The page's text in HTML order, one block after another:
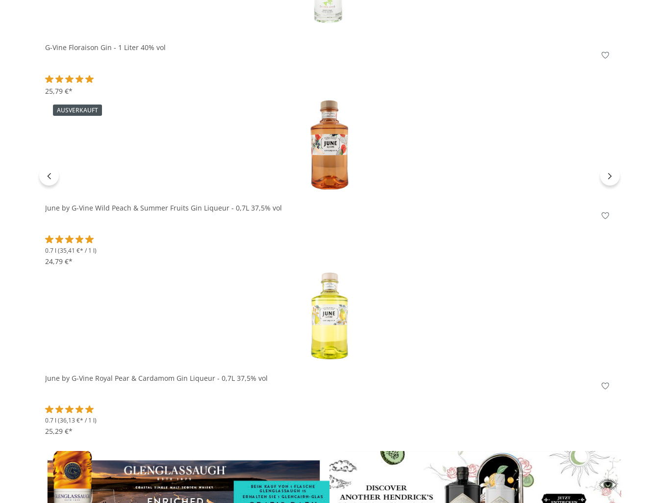
G-Vine Floraison Gin - 1 Liter 40% vol
Durchschnittliche Bewertung von 5 von 5 Sternen
25,79 €*
In den Korb
AUSVERKAUFT
June by G-Vine Wild Peach & Summer Fruits Gin Liqueur - 0,7L 37,5% vol
Durchschnittliche Bewertung von 5 von 5 Sternen
0.7 l (35,41 €* / 1 l)
24,79 €*
June by G-Vine Royal Pear & Cardamom Gin Liqueur - 0,7L 37,5% vol
Durchschnittliche Bewertung von 5 von 5 Sternen
0.7 l (36,13 €* / 1 l)
25,29 €*
In den Korb